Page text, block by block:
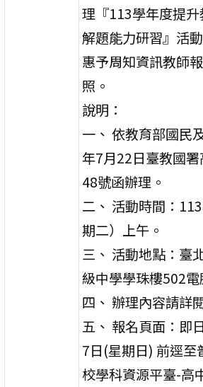
理『113學年度提
解題能力研習』活
惠予周知資訊教師
照。
說明：
一、 依教育部國民
年7月22日臺教國
48號函辦理。
二、 活動時間：
期二）上午。
三、 活動地點：臺
級中學學珠樓502電
四、 辦理內容請詳
五、 報名頁面：即
7日(星期日) 前逕至
校學科資源平臺-高